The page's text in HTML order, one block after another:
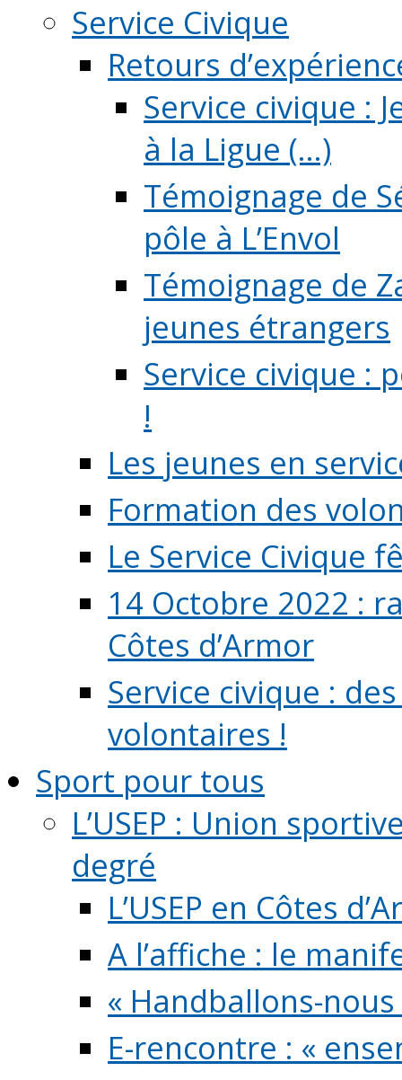
Service Civique
Retours
Service civique :
à la Ligue (...)
Témoignage de
pôle à L’Envol
Témoignage de
jeunes étrangers
Service civique :
!
Les jeunes en
Formation des
Le Service Civique
14 Octobre 2022 :
Côtes d’Armor
Service civique :
volontaires !
Sport pour tous
L’USEP : Union
degré
L’USEP en Côtes
A l’affiche : le
« Handballons-
E-rencontre : «